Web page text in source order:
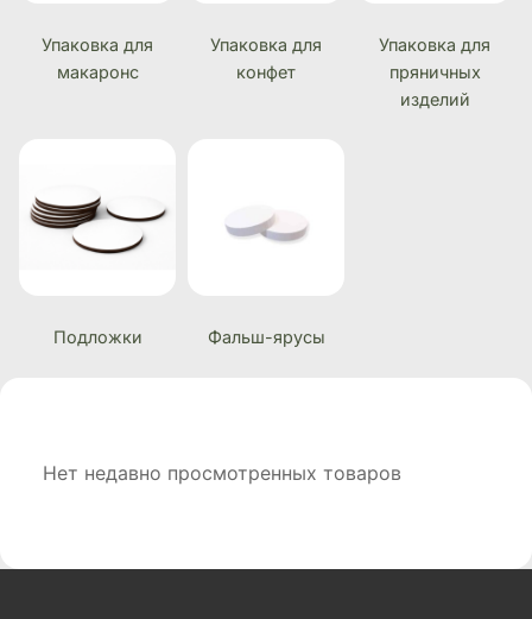
Упаковка для
макаронс
Упаковка для
конфет
Упаковка для
пряничных
изделий
Подложки Фальш-ярусы
Нет недавно просмотренных товаров